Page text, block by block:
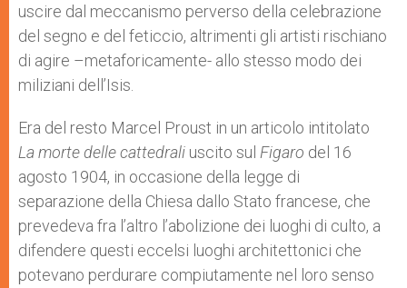
uscire dal meccanismo perverso della celebrazione
del segno e del feticcio, altrimenti gli artisti rischiano
di agire –metaforicamente- allo stesso modo dei
miliziani dell’Isis.
Era del resto Marcel Proust in un articolo intitolato
La morte delle cattedrali uscito sul Figaro del 16
agosto 1904, in occasione della legge di
separazione della Chiesa dallo Stato francese, che
prevedeva fra l’altro l’abolizione dei luoghi di culto, a
difendere questi eccelsi luoghi architettonici che
potevano perdurare compiutamente nel loro senso